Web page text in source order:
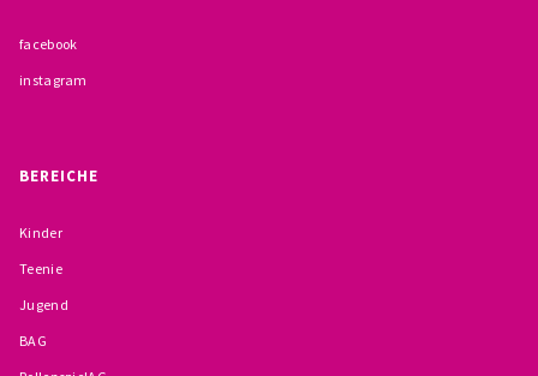
facebook
instagram
BEREICHE
Kinder
Teenie
Jugend
BAG